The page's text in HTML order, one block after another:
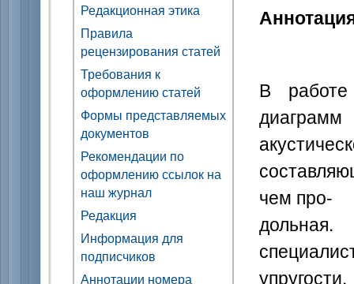
Редакционная этика
Правила
рецензирования статей
Требования к
оформлению статей
Формы представляемых
документов
Рекомендации по
оформлению ссылок на
наш журнал
Редакция
Информация для
подписчиков
Аннотации номера
В работе
чем про-
упругости.